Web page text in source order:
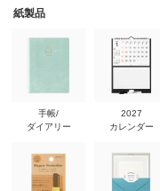
紙製品
手帳/
ダイアリー
2027
カレンダー